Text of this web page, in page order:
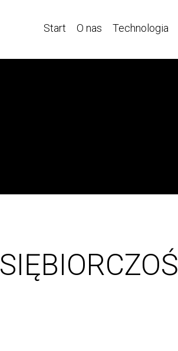
Start O nas Technologia